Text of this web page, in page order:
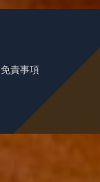
免責事項